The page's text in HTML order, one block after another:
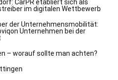
CarPR etabliert sich als
im digitalen Wettbewerb
der Unternehmensmobilität:
Unternehmen bei der
– worauf sollte man achten?